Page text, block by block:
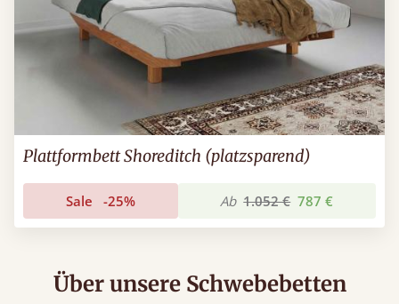
Plattformbett Shoreditch (platzsparend)
Sale -25% Ab 1.052 € 787 €
Über unsere Schwebebetten